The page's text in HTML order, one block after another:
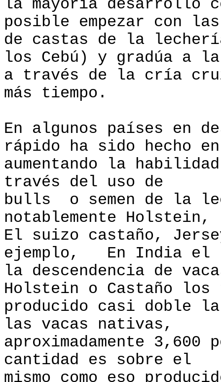
la mayoría desarrolló
posible empezar con
de castas de la
los Cebú) y gradúa a la
a través de la cría
más tiempo.
En algunos países en
rápido ha sido hecho en
aumentando la
través del uso de
bulls o semen de la
notablemente Holstein,
El suizo castaño,
ejemplo, En India el
la descendencia de
Holstein o Castaño los
producido casi doble
las vacas nativas,
aproximadamente
cantidad es sobre el
mismo como eso